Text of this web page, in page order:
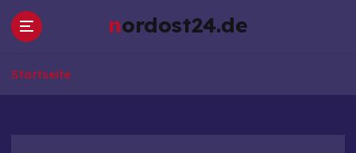
h
nordost24.de
Startseite